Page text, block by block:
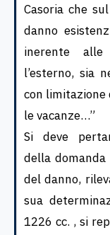
Casoria che
danno
inerente
l’esterno, sia
con
le vacanze…”
Si deve
della
del danno,
sua
1226 cc. , si